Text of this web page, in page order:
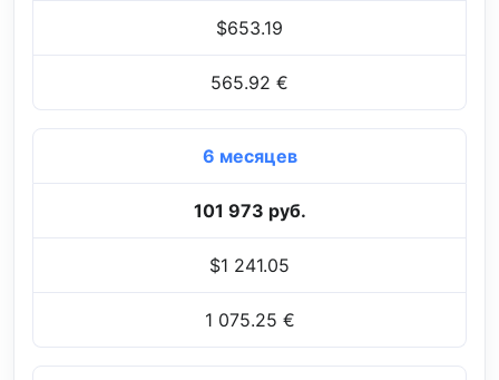
$653.19
565.92 €
6 месяцев
101 973 руб.
$1 241.05
1 075.25 €